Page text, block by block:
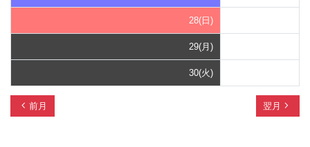
28(日)
29(月)
30(火)
chevron_left 前月 翌月 navigate_next